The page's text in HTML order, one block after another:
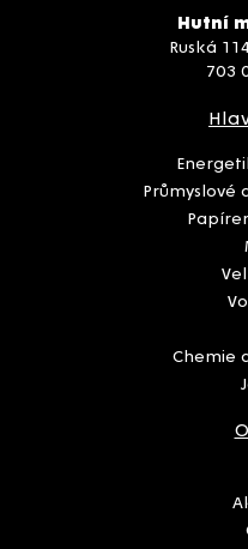
Hutní
Ruská
703
Průmyslové
Chemie